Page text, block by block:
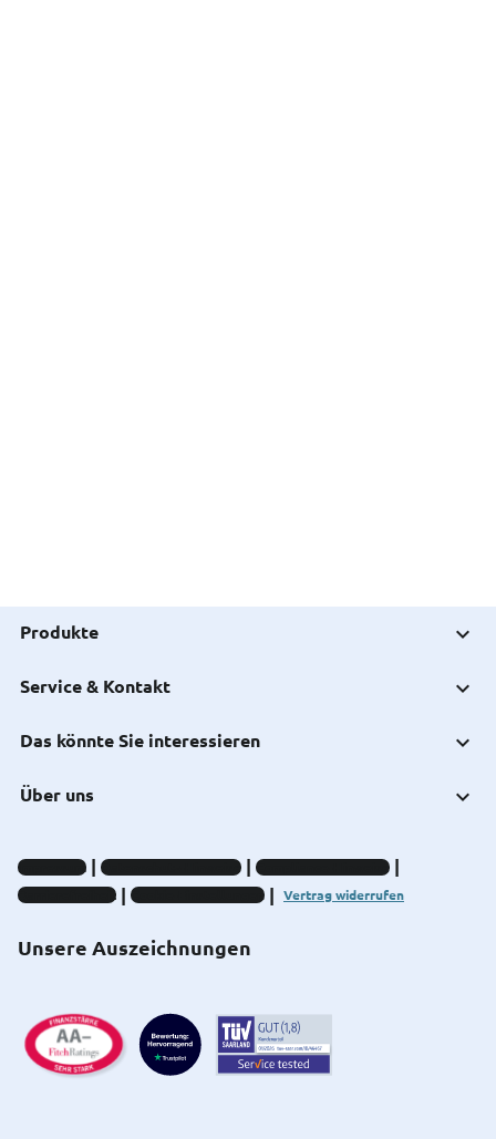
Produkte
Service & Kontakt
Das könnte Sie interessieren
Über uns
Unsere Auszeichnungen
Impressum Datenschutz-Hinweise
Compliance-Hinweise
Barrierefreiheit
Cookie-Einstellungen Vertrag widerrufen